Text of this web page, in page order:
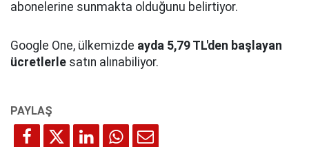
abonelerine sunmakta olduğunu belirtiyor.
Google One, ülkemizde ayda 5,79 TL'den başlayan
ücretlerle satın alınabiliyor.